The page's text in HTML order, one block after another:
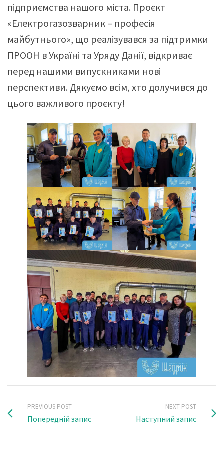
підприємства нашого міста. Проєкт
«Електрогазозварник – професія
майбутнього», що реалізувався за підтримки
ПРООН в Україні та Уряду Данії, відкриває
перед нашими випускниками нові
перспективи. Дякуємо всім, хто долучився до
цього важливого проєкту!
PREVIOUS POST
Попередній запис
NEXT POST
Наступний запис